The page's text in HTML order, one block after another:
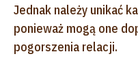
Jednak należy unikać
ponieważ mogą one
pogorszenia relacji.